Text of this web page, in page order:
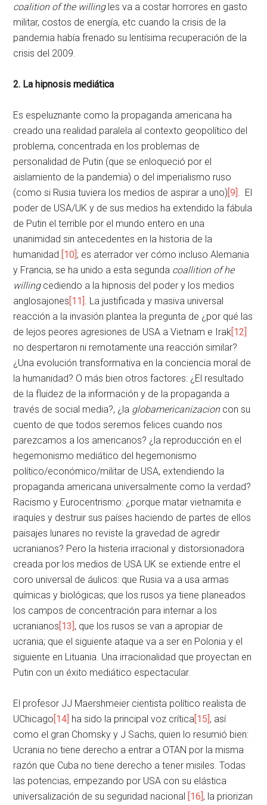
coalition of the willingles va a costar horrores en gasto
militar, costos de energía, etc cuando la crisis de la
pandemia había frenado su lentísima recuperación de la
crisis del 2009.
2. La hipnosis mediática
Es espeluznante como la propaganda americana ha
creado una realidad paralela al contexto geopolítico del
problema, concentrada en los problemas de
personalidad de Putin (que se enloqueció por el
aislamiento de la pandemia) o del imperialismo ruso
(como si Rusia tuviera los medios de aspirar a uno)[9]
. El
poder de USA/UK y de sus medios ha extendido la fábula
de Putin el terrible por el mundo entero en una
unanimidad sin antecedentes en la historia de la
humanidad [10]; es aterrador ver cómo incluso Alemania
y Francia, se ha unido a esta segunda coallition of he
willingcediendo a la hipnosis del poder y los medios
anglosajones[11] . La justificada y masiva universal
reacción a la invasión plantea la pregunta de ¿por qué las
de lejos peores agresiones de USA a Vietnam e Irak[12]
no despertaron ni remotamente una reacción similar?
¿Una evolución transformativa en la conciencia moral de
la humanidad? O más bien otros factores: ¿El resultado
de la fluidez de la información y de la propaganda a
través de social media?, ¿la globamericanizacioncon su
cuento de que todos seremos felices cuando nos
parezcamos a los americanos? ¿la reproducción en el
hegemonismo mediático del hegemonismo
político/económico/militar de USA, extendiendo la
propaganda americana universalmente como la verdad?
Racismo y Eurocentrismo: ¿porque matar vietnamita e
iraquíes y destruir sus países haciendo de partes de ellos
paisajes lunares no reviste la gravedad de agredir
ucranianos? Pero la histeria irracional y distorsionadora
creada por los medios de USA UK se extiende entre el
coro universal de áulicos: que Rusia va a usa armas
químicas y biológicas; que los rusos ya tiene planeados
los campos de concentración para internar a los
ucranianos[13], que los rusos se van a apropiar de
ucrania; que el siguiente ataque va a ser en Polonia y el
siguiente en Lituania. Una irracionalidad que proyectan en
Putin con un éxito mediático espectacular.
El profesor JJ Maershmeier cientista político realista de
UChicago[14] ha sido la principal voz crítica[15], así
como el gran Chomsky y J Sachs, quien lo resumió bien:
Ucrania no tiene derecho a entrar a OTAN por la misma
razón que Cuba no tiene derecho a tener misiles. Todas
las potencias, empezando por USA con su elástica
universalización de su seguridad nacional [16], la priorizan